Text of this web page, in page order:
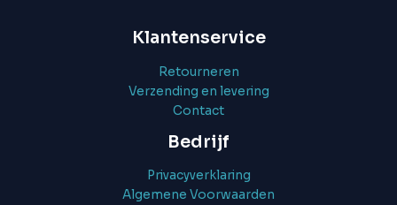
Klantenservice
Retourneren
Verzending en levering
Contact
Bedrijf
Privacyverklaring
Algemene Voorwaarden